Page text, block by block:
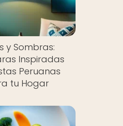
y Sombras:
Inspiradas
Peruanas
tu Hogar